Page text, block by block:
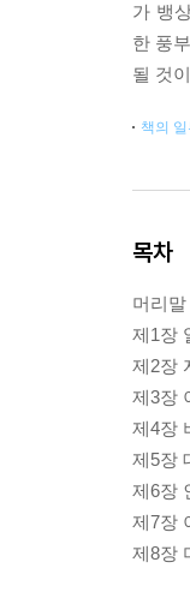
가 뱅
한 풍
될 것
책의
목차
머리
제1장
제2장
제3장
제4장
제5장
제6장
제7장
제8장